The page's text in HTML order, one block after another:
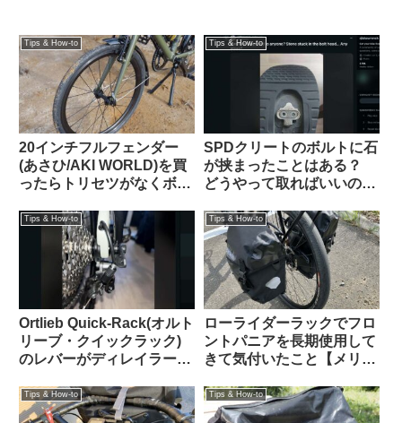
Tips & How-to
20インチフルフェンダー
(あさひ/AKI WORLD)を買
ったらトリセツがなくボル
にやれ」なプロ仕様製品だ
ったけれど意外に装着簡単
でTern Crestと相性も抜群
Tips & How-to
SPDクリートのボルトに石
が挟まったことはある？
どうやって取ればいいの？
Tips & How-to
Ortlieb Quick-Rack(オルト
リーブ・クイックラック)
のレバーがディレイラーの
する時の解決法
Tips & How-to
ローライダーラックでフロ
ントパニアを長期使用して
きて気付いたこと【メリッ
Tips & How-to Tips & How-to